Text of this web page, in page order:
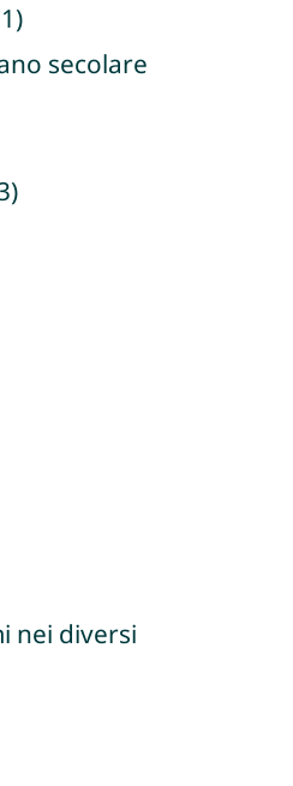
secolare
nei diversi